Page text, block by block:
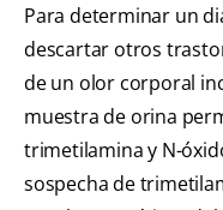
Para determinar un
descartar otros
de un olor corporal
muestra de orina
trimetilamina y N-
sospecha de